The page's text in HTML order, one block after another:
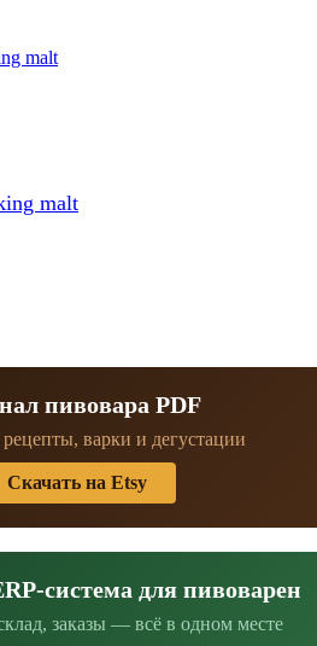
malt
пивовара PDF
варки и дегустации
Скачать на Etsy
система для пивоварен
заказы — всё в одном месте